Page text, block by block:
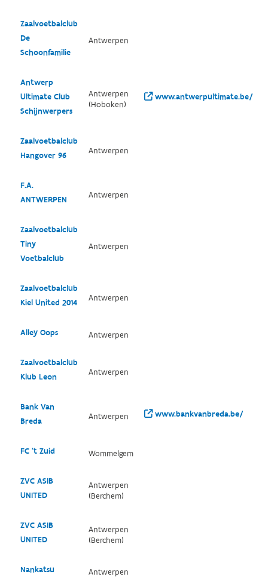
Zaalvoetbalclub
De
Schoonfamilie
Antwerpen
Antwerp
Ultimate Club
Schijnwerpers
Antwerpen
(Hoboken)
www.antwerpultimate.be/
Zaalvoetbalclub
Hangover 96
Antwerpen
F.A.
ANTWERPEN
Antwerpen
Zaalvoetbalclub
Tiny
Voetbalclub
Antwerpen
Zaalvoetbalclub
Kiel United 2014
Antwerpen
Alley Oops Antwerpen
Zaalvoetbalclub
Klub Leon
Antwerpen
Bank Van
Breda
Antwerpen www.bankvanbreda.be/
FC 't Zuid Wommelgem
ZVC ASIB
UNITED
Antwerpen
(Berchem)
ZVC ASIB
UNITED
Antwerpen
(Berchem)
Nankatsu Antwerpen